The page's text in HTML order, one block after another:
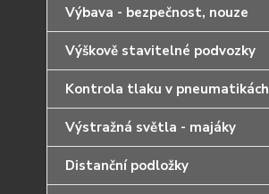
Výbava - bezpečnost, nouze
Výškově stavitelné podvozky
Kontrola tlaku v pneumatikách
Výstražná světla - majáky
Distanční podložky